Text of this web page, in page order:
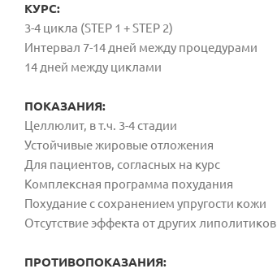
КУРС:
3-4 цикла (STEP 1 + STEP 2)
Интервал 7-14 дней между процедурами
14 дней между циклами
ПОКАЗАНИЯ:
Целлюлит, в т.ч. 3-4 стадии
Устойчивые жировые отложения
Для пациентов, согласных на курс
Комплексная программа похудания
Похудание с сохранением упругости кожи
Отсутствие эффекта от других липолитиков
ПРОТИВОПОКАЗАНИЯ: